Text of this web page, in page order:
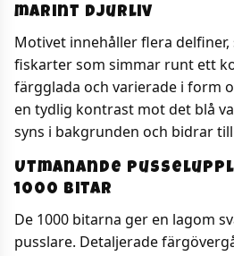
marint djurliv
Motivet innehåller flera
fiskarter som simmar runt ett
färgglada och varierade i form
en tydlig kontrast mot det blå
syns i bakgrunden och bidrar
Utmanande
1000 bitar
De 1000 bitarna ger en lagom
pusslare. Detaljerade